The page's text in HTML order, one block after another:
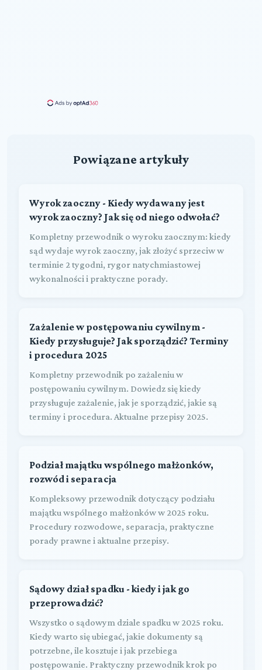
Powiązane artykuły
Wyrok zaoczny - Kiedy wydawany jest
wyrok zaoczny? Jak się od niego odwołać?
Kompletny przewodnik o wyroku zaocznym: kiedy
sąd wydaje wyrok zaoczny, jak złożyć sprzeciw w
terminie 2 tygodni, rygor natychmiastowej
wykonalności i praktyczne porady.
Zażalenie w postępowaniu cywilnym -
Kiedy przysługuje? Jak sporządzić? Terminy
i procedura 2025
Kompletny przewodnik po zażaleniu w
postępowaniu cywilnym. Dowiedz się kiedy
przysługuje zażalenie, jak je sporządzić, jakie są
terminy i procedura. Aktualne przepisy 2025.
Podział majątku wspólnego małżonków,
rozwód i separacja
Kompleksowy przewodnik dotyczący podziału
majątku wspólnego małżonków w 2025 roku.
Procedury rozwodowe, separacja, praktyczne
porady prawne i aktualne przepisy.
Sądowy dział spadku - kiedy i jak go
przeprowadzić?
Wszystko o sądowym dziale spadku w 2025 roku.
Kiedy warto się ubiegać, jakie dokumenty są
potrzebne, ile kosztuje i jak przebiega
postępowanie. Praktyczny przewodnik krok po